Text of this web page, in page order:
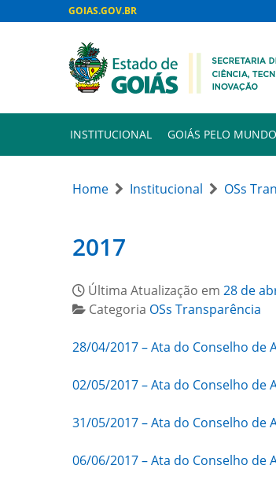
GOIAS.GOV.BR
INSTITUCIONAL GOIÁS PELO MUNDO
Home Institucional OSs
2017
Última Atualização em 28 de
Categoria OSs Transparência
28/04/2017 – Ata do Conselho de
02/05/2017 – Ata do Conselho de
31/05/2017 – Ata do Conselho de
06/06/2017 – Ata do Conselho de